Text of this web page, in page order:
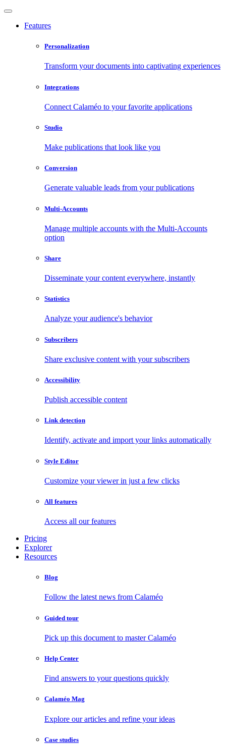
Features
Personalization
Transform your documents into captivating experiences
Integrations
Connect Calaméo to your favorite applications
Studio
Make publications that look like you
Conversion
Generate valuable leads from your publications
Multi-Accounts
Manage multiple accounts with the Multi-Accounts
option
Share
Disseminate your content everywhere, instantly
Statistics
Analyze your audience's behavior
Subscribers
Share exclusive content with your subscribers
Accessibility
Publish accessible content
Link detection
Identify, activate and import your links automatically
Style Editor
Customize your viewer in just a few clicks
All features
Access all our features
Pricing
Explorer
Resources
Blog
Follow the latest news from Calaméo
Guided tour
Pick up this document to master Calaméo
Help Center
Find answers to your questions quickly
Calaméo Mag
Explore our articles and refine your ideas
Case studies